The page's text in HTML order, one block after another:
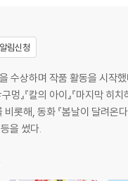
가치를 우선으로 여기게 되면
되는 문제가 생기게 되었습니
수대교 붕괴 사고를 시작으로
랜드 화재 사고, 2003년 대구
되었습니다. 국민의 생명권
리는 사람들 탓에 수많은 사람
편동화 《1995, 무너지다》는
림신청
수상하며 작품 활동을 시작했
멍』『칼의 아이』『마지막 히
비롯해, 동화 『봄날이 달려온다
등을 썼다.